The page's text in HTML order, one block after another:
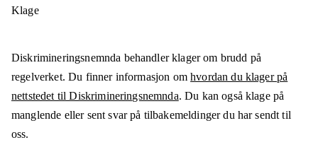
Klage
Diskrimineringsnemnda behandler klager om brudd på
regelverket. Du finner informasjon omhvordan du klager på
nettstedet til Diskrimineringsnemnda. Du kan også klage på
manglende eller sent svar på tilbakemeldinger du har sendt til
oss.